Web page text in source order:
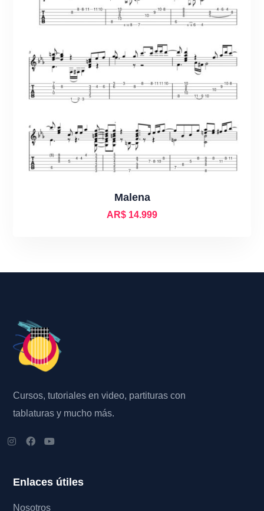
Malena
AR$ 14.999
Cursos, tutoriales en video, partituras con
tablaturas y mucho más.
Enlaces útiles
Nosotros